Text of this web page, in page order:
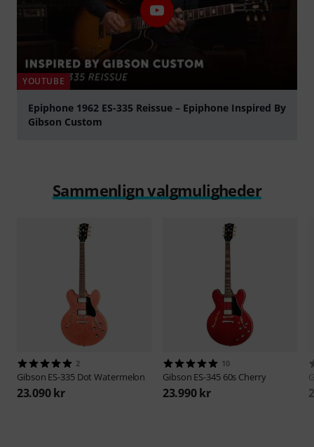
YOUTUBE
Epiphone 1962 ES-335 Reissue – Epiphone Inspired By
Gibson Custom
Sammenlign valgmuligheder
2
Gibson ES-335 Dot Watermelon
23.090 kr
10
Gibson ES-345 60s Cherry
23.990 kr